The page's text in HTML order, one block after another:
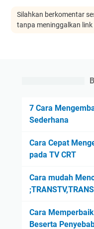
Silahkan berkomentar
tanpa meninggalkan
7 Cara
Sederhana
Cara Cepat
pada TV CRT
Cara mudah
Cara
Beserta